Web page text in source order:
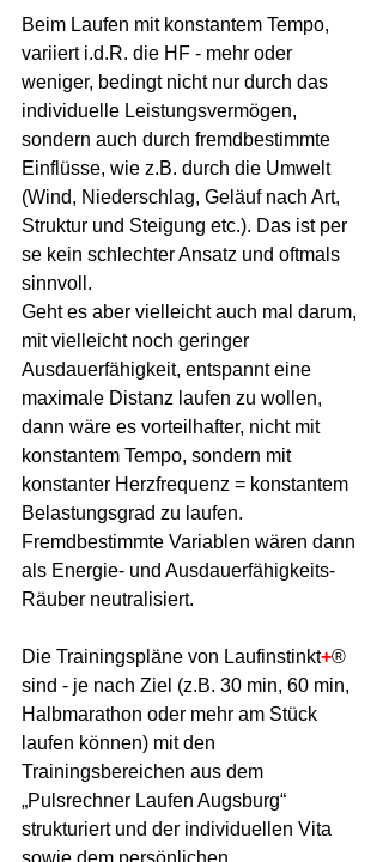
Beim Laufen mit konstantem Tempo,
variiert i.d.R. die HF - mehr oder
weniger, bedingt nicht nur durch das
individuelle Leistungsvermögen,
sondern auch durch fremdbestimmte
Einflüsse, wie z.B. durch die Umwelt
(Wind, Niederschlag, Geläuf nach Art,
Struktur und Steigung etc.). Das ist per
se kein schlechter Ansatz und oftmals
sinnvoll.
Geht es aber vielleicht auch mal darum,
mit vielleicht noch geringer
Ausdauerfähigkeit, entspannt eine
maximale Distanz laufen zu wollen,
dann wäre es vorteilhafter, nicht mit
konstantem Tempo, sondern mit
konstanter Herzfrequenz = konstantem
Belastungsgrad zu laufen.
Fremdbestimmte Variablen wären dann
als Energie- und Ausdauerfähigkeits-
Räuber neutralisiert.
Die Trainingspläne von Laufinstinkt+®
sind - je nach Ziel (z.B. 30 min, 60 min,
Halbmarathon oder mehr am Stück
laufen können) mit den
Trainingsbereichen aus dem
„Pulsrechner Laufen Augsburg“
strukturiert und der individuellen Vita
sowie dem persönlichen